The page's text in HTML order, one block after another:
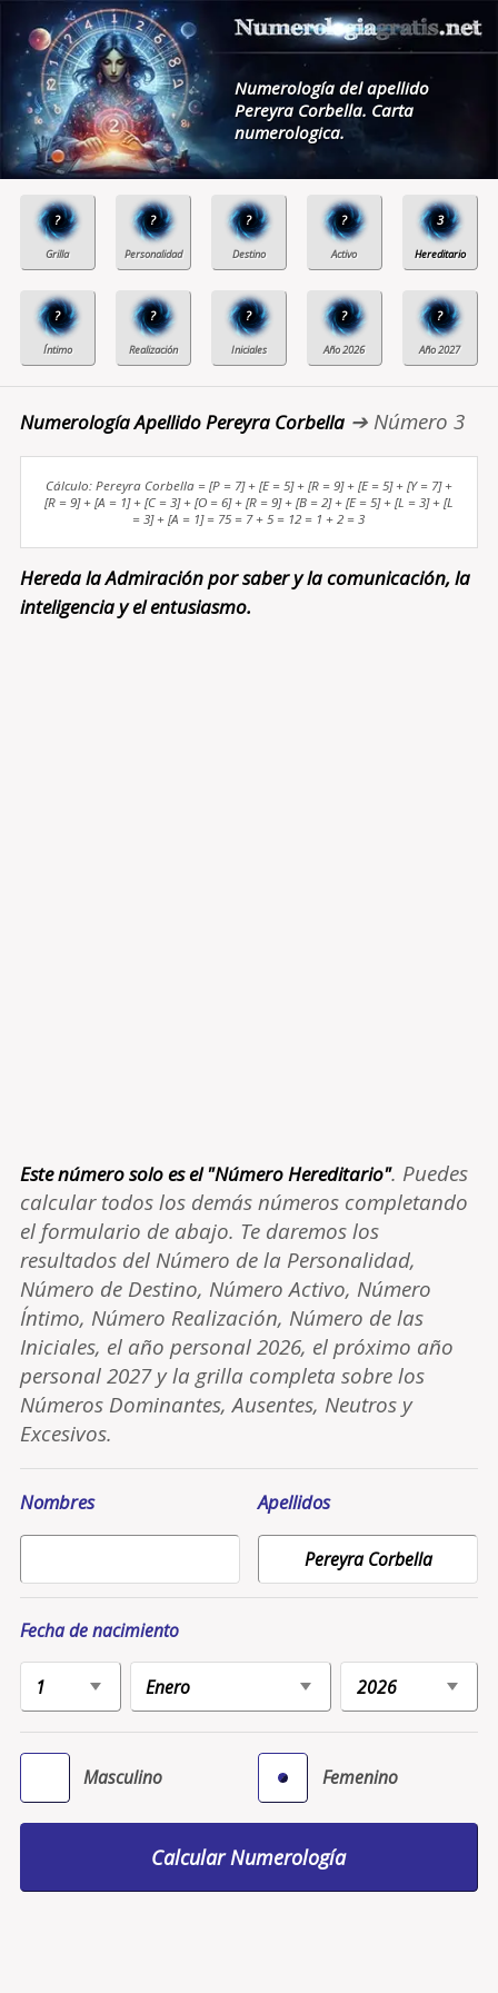
Numerología del apellido
Pereyra Corbella. Carta
numerologica.
? ? ? ? 3
? ? ? ? ?
Numerología Apellido Pereyra Corbella➔ Número 3
Cálculo: Pereyra Corbella = [P = 7] + [E = 5] + [R = 9] + [E = 5] + [Y = 7] +
[R = 9] + [A = 1] + [C = 3] + [O = 6] + [R = 9] + [B = 2] + [E = 5] + [L = 3] + [L
= 3] + [A = 1] = 75 = 7 + 5 = 12 = 1 + 2 = 3
Hereda la Admiración por saber y la comunicación, la
inteligencia y el entusiasmo.
Este número solo es el "Número Hereditario". Puedes
calcular todos los demás números completando
el formulario de abajo. Te daremos los
resultados del Número de la Personalidad,
Número de Destino, Número Activo, Número
Íntimo, Número Realización, Número de las
Iniciales, el año personal 2026, el próximo año
personal 2027 y la grilla completa sobre los
Números Dominantes, Ausentes, Neutros y
Excesivos.
Nombres Apellidos
Fecha de nacimiento
Masculino Femenino